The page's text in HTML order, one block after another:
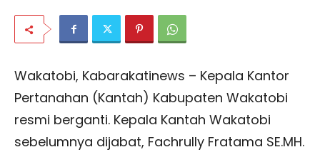
Wakatobi, Kabarakatinews – Kepala Kantor
Pertanahan (Kantah) Kabupaten Wakatobi
resmi berganti. Kepala Kantah Wakatobi
sebelumnya dijabat, Fachrully Fratama SE.MH.